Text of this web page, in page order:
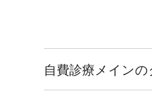
自費診療メイン